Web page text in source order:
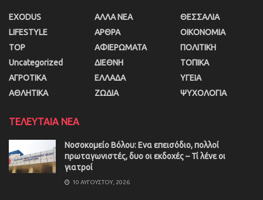
EXODUS
LIFESTYLE
TOP
Uncategorized
ΑΓΡΟΤΙΚΑ
ΑΘΛΗΤΙΚΑ
ΑΛΛΑ ΝΕΑ
ΑΡΘΡΑ
ΑΦΙΕΡΩΜΑΤΑ
ΔΙΕΘΝΗ
ΕΛΛΑΔΑ
ΖΩΔΙΑ
ΘΕΣΣΑΛΙΑ
ΟΙΚΟΝΟΜΙΑ
ΠΟΛΙΤΙΚΗ
ΤΟΠΙΚΑ
ΥΓΕΙΑ
ΨΥΧΟΛΟΓΙΑ
ΤΕΛΕΥΤΑΙΑ ΝΕΑ
Νοσοκομείο Βόλου: Ενα επεισόδιο, πολλοί
πρωταγωνιστές, δυο οι εκδοχές – Τί λένε οι
γιατροί
10 ΑΥΓΟΎΣΤΟΥ, 2026